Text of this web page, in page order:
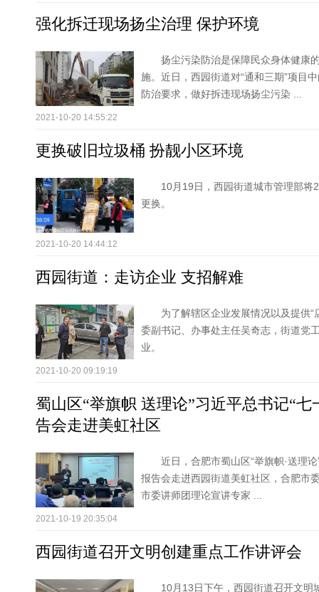
强化拆迁现场扬尘治理 保护环境
扬尘污染防治是保障民众身体健康
施。近日，西园街道对“通和三期”项目
防治要求，做好拆违现场扬尘污染 ...
2021-10-20 14:55:22
更换破旧垃圾桶 扮靓小区环境
10月19日，西园街道城市管理部将
更换。
2021-10-20 14:44:12
西园街道：走访企业 支招解难
为了解辖区企业发展情况以及提供
委副书记、办事处主任吴奇志，街道党
业。
2021-10-20 09:19:19
蜀山区“举旗帜 送理论”习近平总书记“
告会走进美虹社区
近日，合肥市蜀山区“举旗帜·送理
报告会走进西园街道美虹社区，合肥市
市委讲师团理论宣讲专家 ...
2021-10-19 20:35:04
西园街道召开文明创建重点工作讲评会
10月13日下午，西园街道召开文明